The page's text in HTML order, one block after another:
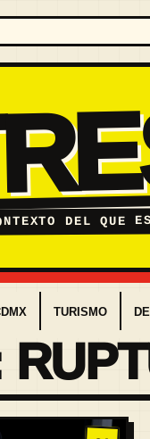
DEL QUE
TURISMO